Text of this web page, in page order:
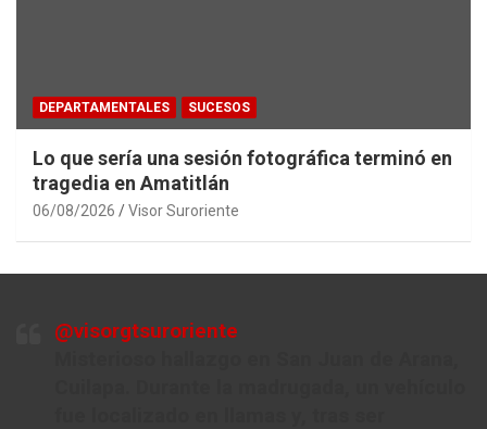
DEPARTAMENTALES SUCESOS
Lo que sería una sesión fotográfica terminó en
tragedia en Amatitlán
06/08/2026 Visor Suroriente
@visorgtsuroriente